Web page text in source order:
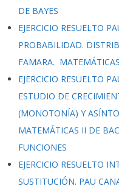
DE BAYES
EJERCICIO RESUELTO
PROBABILIDAD.
FAMARA.
EJERCICIO RESUELTO
ESTUDIO DE
(MONOTONÍA) Y
MATEMÁTICAS II DE
FUNCIONES
EJERCICIO RESUELTO
SUSTITUCIÓN. PAU